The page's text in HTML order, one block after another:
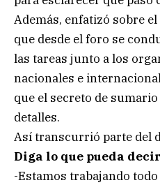
Además, enfatizó sobre
que desde el foro se
las tareas junto a los
nacionales e
que el secreto de
detalles.
Así transcurrió parte del
Diga lo que pueda
-Estamos trabajando